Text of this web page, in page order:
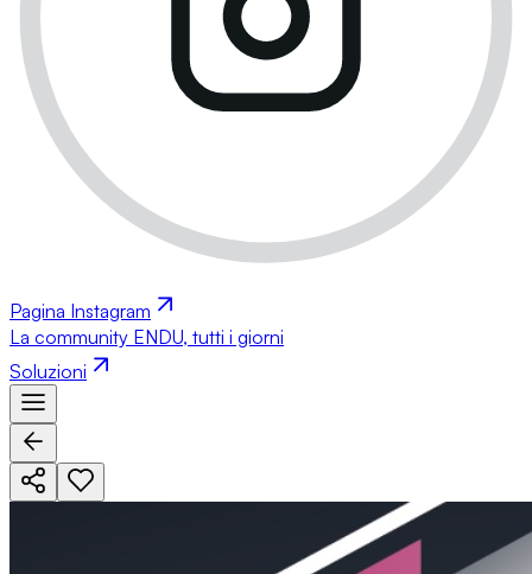
Pagina Instagram
La community ENDU, tutti i giorni
Soluzioni